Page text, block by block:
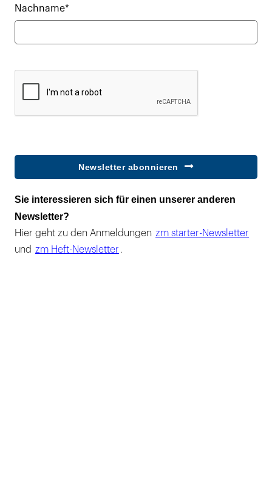
Nachname*
Newsletter abonnieren
Sie interessieren sich für einen unserer anderen
Newsletter?
Hier geht zu den Anmeldungen zm starter-Newsletter
und zm Heft-Newsletter .